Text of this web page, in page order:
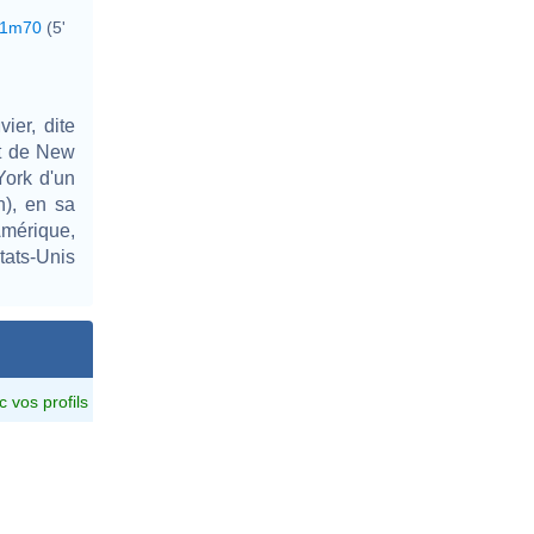
1m70 (5'
dite
de New
d'un
en sa
Unis
vos profils